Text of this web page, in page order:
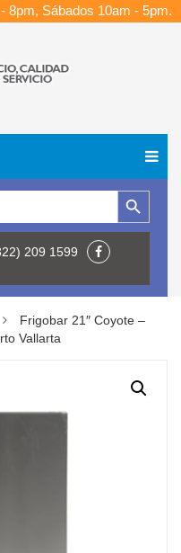
8pm, Sábados 10am - 5pm.
Botón de búsqueda
209 1599
Frigobar 21″ Coyote –
Vallarta